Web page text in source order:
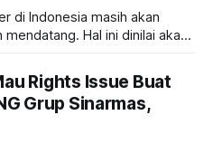
di Indonesia masih akan
Hal ini dinilai akan
Rights Issue Buat
Grup Sinarmas,